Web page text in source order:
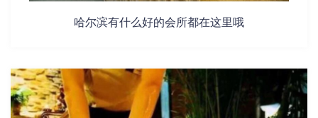
哈尔滨有什么好的会所都在这里哦